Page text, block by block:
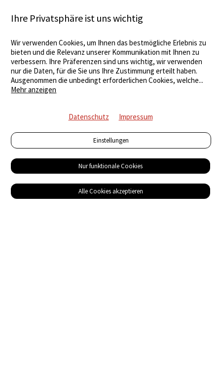
Ihre Privatsphäre ist uns wichtig
Wir verwenden Cookies, um Ihnen das bestmögliche Erlebnis zu
bieten und die Relevanz unserer Kommunikation mit Ihnen zu
verbessern. Ihre Präferenzen sind uns wichtig, wir verwenden
nur die Daten, für die Sie uns Ihre Zustimmung erteilt haben.
Ausgenommen die unbedingt erforderlichen Cookies, welche...
Mehr anzeigen
Datenschutz Impressum
Einstellungen
Nur funktionale Cookies
Alle Cookies akzeptieren